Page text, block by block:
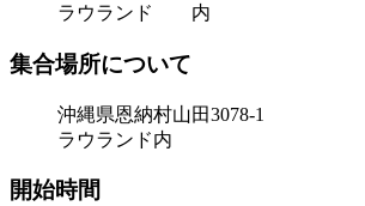
ラウランド 内
集合場所について
沖縄県恩納村山田3078‐1
ラウランド内
開始時間